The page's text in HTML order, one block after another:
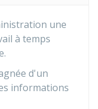
une
à temps
d'un
informations